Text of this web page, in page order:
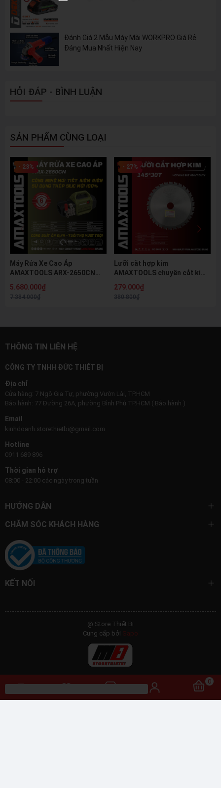
0
Đánh Giá 2 Mẫu Máy Mài WORKPRO Giá Rẻ
Đáng Mua Nhất Hiện Nay
HỎI ĐÁP - BÌNH LUẬN
SẢN PHẨM CÙNG LOẠI
- 23%
Máy Rửa Xe Cao Áp
AMAXTOOLS ARX-2650CN
Công Nghệ Thép Silic Tiết
Kiệm Điện
5.680.000₫
7.384.000₫
- 27%
Lưỡi cắt hợp kim
AMAXTOOLS chuyên cắt kim
279.000₫
380.800₫
THÔNG TIN LIÊN HỆ
CÔNG TY TNHH ĐỨC THIẾT BỊ
Địa chỉ
Cửa hàng: 7 Ngô Gia Tự, phường Vườn Lài, TP.HCM
Bảo hành: 77 Đường 26A, phường Bình Phú TP.HCM ( Bảo hành )
Email
kinhdoanh.storethietbi@gmail.com
Hotline
0911 689 896
Thời gian hỗ trợ
08:00 - 22:00 các ngày trong tuần
HƯỚNG DẪN
CHĂM SÓC KHÁCH HÀNG
KẾT NỐI
@ Store Thiết Bị
Cung cấp bởi Sapo